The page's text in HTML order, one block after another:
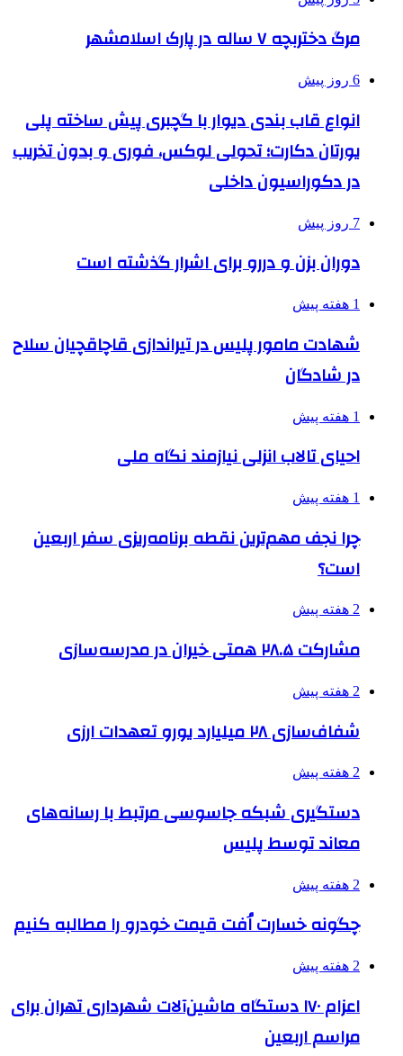
مرگ دختربچه ۷ ساله در پارک اسلامشهر
6 روز پیش
انواع قاب بندی دیوار با گچبری پیش ساخته پلی
یورتان دکارت؛ تحولی لوکس، فوری و بدون تخریب
در دکوراسیون داخلی
7 روز پیش
دوران بزن و دررو برای اشرار گذشته است
1 هفته پیش
شهادت مامور پلیس در تیراندازی قاچاقچیان سلاح
در شادگان
1 هفته پیش
احیای تالاب انزلی نیازمند نگاه ملی
1 هفته پیش
چرا نجف مهم‌ترین نقطه برنامه‌ریزی سفر اربعین
است؟
2 هفته پیش
مشارکت ۲۸.۵ همتی خیران در مدرسه‌سازی
2 هفته پیش
شفاف‌سازی ۲۸ میلیارد یورو تعهدات ارزی
2 هفته پیش
دستگیری شبکه جاسوسی مرتبط با رسانه‌های
معاند توسط پلیس
2 هفته پیش
چگونه خسارت اُفت قیمت خودرو را مطالبه کنیم
2 هفته پیش
اعزام ۱۷۰ دستگاه ماشین‌آلات شهرداری تهران برای
مراسم اربعین